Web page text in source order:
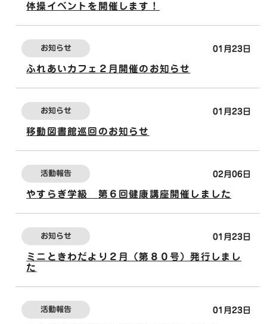
体操イベントを開催します！
01月23日
お知らせ
ふれあいカフェ２月開催のお知らせ
01月23日
お知らせ
移動図書館巡回のお知らせ
02月06日
活動報告
やすらぎ学級 第６回健康講座開催しました
01月23日
お知らせ
ミニときわだより２月（第８０号）発行しまし
た
01月23日
活動報告